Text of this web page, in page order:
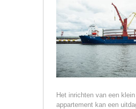
Het inrichten van een klein
appartement kan een